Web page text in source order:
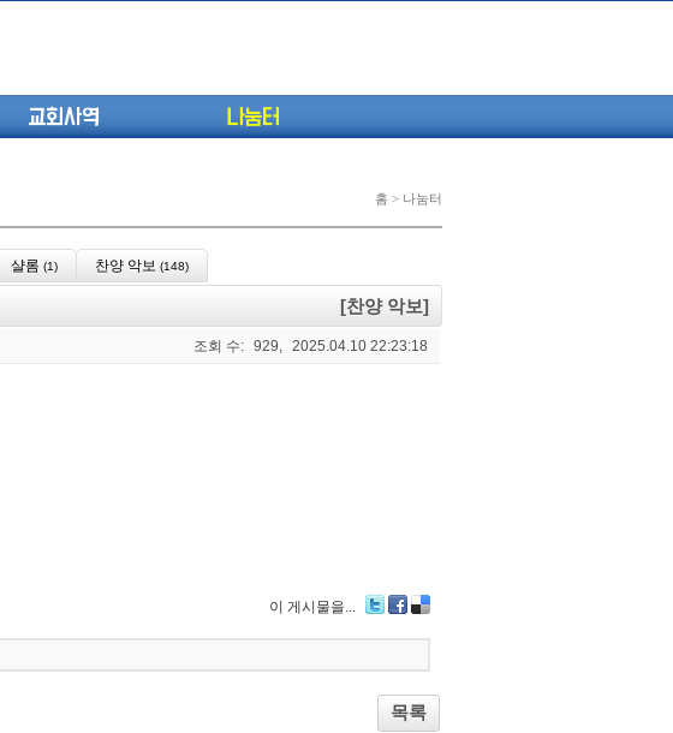
교회사역 나눔터
홈 > 나눔터
샬롬 (1) 찬양 악보 (148)
[찬양 악보]
조회 수: 929, 2025.04.10 22:23:18
이 게시물을...
itte ce lici
목록